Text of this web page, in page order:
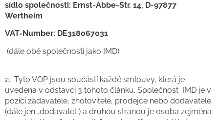
sídlo společnosti: Ernst-Abbe-Str. 14, D-97877
Wertheim
VAT-Number: DE318067031
(dále obě společnosti jako IMD)
2. Tyto VOP jsou součástí každé smlouvy, která je
uvedena v odstavci 3 tohoto článku. Společnost IMD je v
pozici zadavatele, zhotovitele, prodejce nebo dodavatele
(dále jen „dodavatel“) a druhou stranou je osoba zejména